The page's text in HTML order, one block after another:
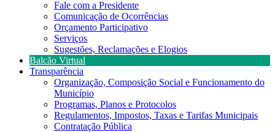
Fale com a Presidente
Comunicação de Ocorrências
Orçamento Participativo
Serviços
Sugestões, Reclamações e Elogios
Balcão Virtual
Transparência
Organização, Composição Social e Funcionamento do
Município
Programas, Planos e Protocolos
Regulamentos, Impostos, Taxas e Tarifas Municipais
Contratação Pública